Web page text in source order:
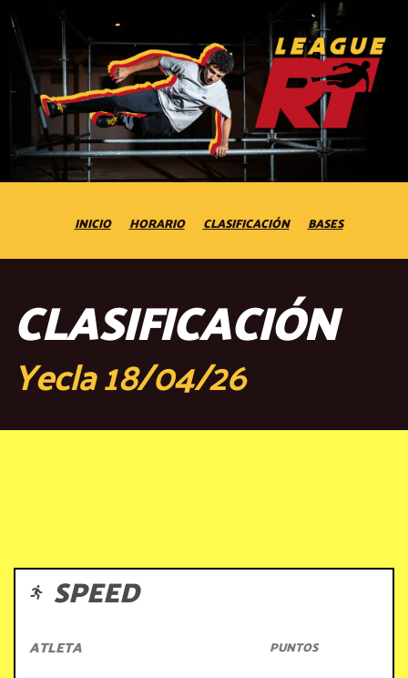
INICIO HORARIO CLASIFICACIÓN BASES
CLASIFICACIÓN
Yecla 18/04/26
SPEED
ATLETA PUNTOS